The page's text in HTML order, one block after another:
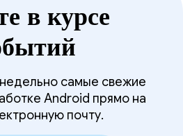
в курсе
самые свежие
Android прямо на
почту.